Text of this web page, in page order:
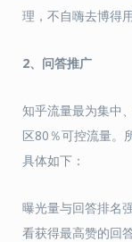
理，不自嗨去博得
2、问答推广
知乎流量最为集中
区80％可控流量。
具体如下：
曝光量与回答排名
看获得最高赞的回